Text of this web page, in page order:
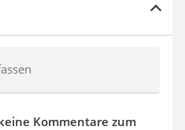
Kommentare zum